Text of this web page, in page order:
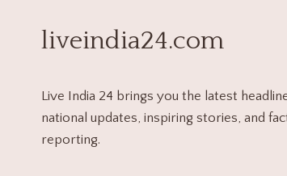
liveindia24.com
Live India 24 brings you the latest
national updates, inspiring stories, and
reporting.